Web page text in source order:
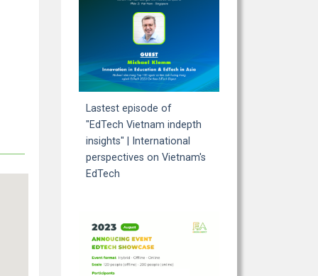
Lastest episode of
"EdTech Vietnam indepth
insights" | International
perspectives on Vietnam's
EdTech